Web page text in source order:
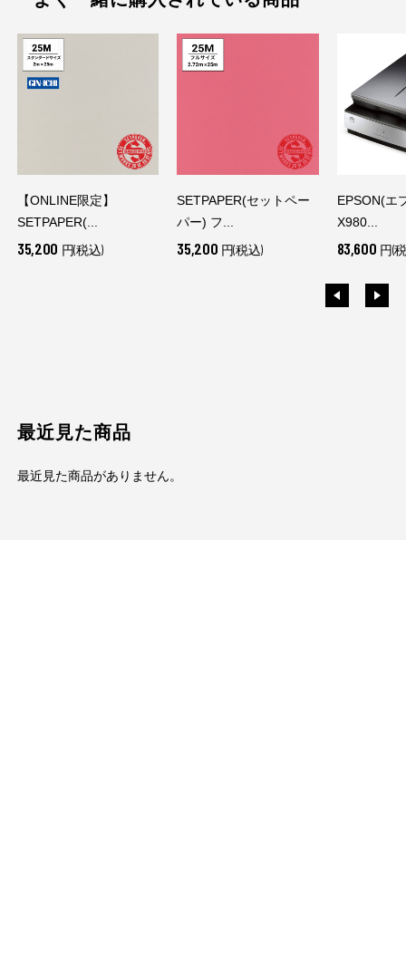
【ONLINE限定】
SETPAPER(...
35,200 円(税込)
SETPAPER(セットペー
パー) フ...
35,200 円(税込)
EPSON(エ
X980...
83,600 円(
最近見た商品
最近見た商品がありません。